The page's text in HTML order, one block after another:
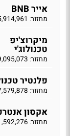
אייר BNB
מחזור: 15,914,961
מיקרוצ'יפ
טכנולוג'י
מחזור: 19,095,073
פלנטיר
מחזור: 77,579,878
אקסון
מחזור: 1,592,276